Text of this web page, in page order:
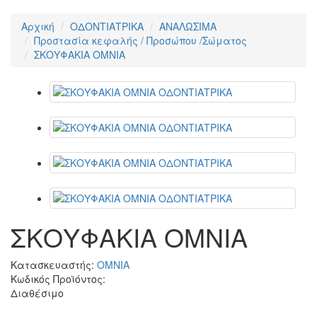
Αρχική ΟΔΟΝΤΙΑΤΡΙΚΑ
ΑΝΑΛΩΣΙΜΑ
Προστασία κεφαλής / Προσώπου /Σώματος
ΣΚΟΥΦΑΚΙΑ ΟΜΝΙΑ
ΣΚΟΥΦΑΚΙΑ ΟΜΝΙΑ
Κατασκευαστής: OMNIA
Κωδικός Προϊόντος:
Διαθέσιμο